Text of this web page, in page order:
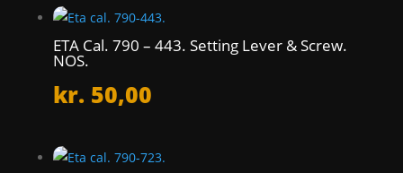
ETA Cal. 790 – 443. Setting Lever & Screw.
NOS.
kr. 50,00